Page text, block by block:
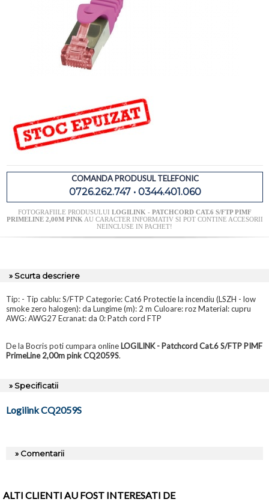
COMANDA PRODUSUL TELEFONIC
0726.262.747 • 0344.401.060
FOTOGRAFIILE PRODUSULUI LOGILINK - PATCHCORD CAT.6 S/FTP PIMF
PRIMELINE 2,00M PINK AU CARACTER INFORMATIV SI POT CONTINE ACCESORII
NEINCLUSE IN PACHET!
» Scurta descriere
Tip: - Tip cablu: S/FTP Categorie: Cat6 Protectie la incendiu (LSZH - low
smoke zero halogen): da Lungime (m): 2 m Culoare: roz Material: cupru
AWG: AWG27 Ecranat: da 0: Patch cord FTP
De la Bocris poti cumpara online LOGILINK - Patchcord Cat.6 S/FTP PIMF
PrimeLine 2,00m pink CQ2059S.
» Specificatii
Logilink CQ2059S
» Comentarii
ALTI CLIENTI AU FOST INTERESATI DE